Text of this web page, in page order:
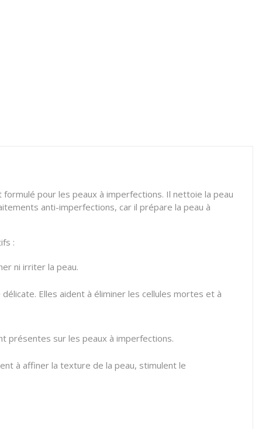
pour les peaux à imperfections. Il nettoie la peau
anti-imperfections, car il prépare la peau à
:
ni irriter la peau.
Elles aident à éliminer les cellules mortes et à
présentes sur les peaux à imperfections.
à affiner la texture de la peau, stimulent le